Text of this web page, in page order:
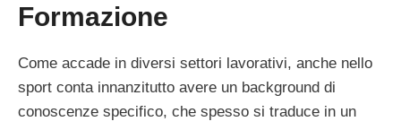
Formazione
Come accade in diversi settori lavorativi, anche nello
sport conta innanzitutto avere un background di
conoscenze specifico, che spesso si traduce in un